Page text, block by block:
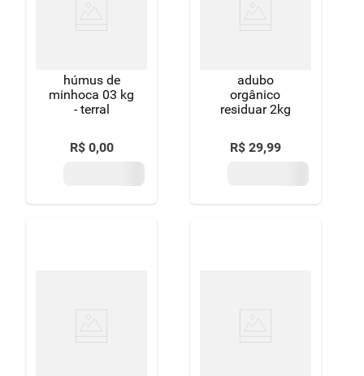
húmus de
minhoca 03 kg
- terral
R$ 0,00
adubo
orgânico
residuar 2kg
R$ 29,99